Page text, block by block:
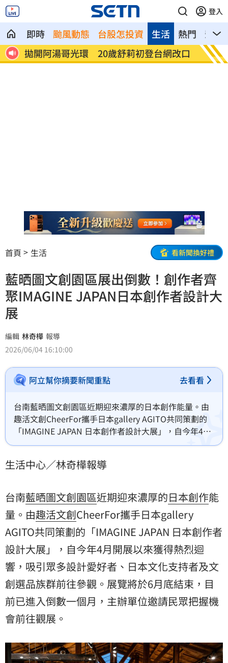
登入
即時 颱風動態 台股怎投資 熱門 影音
生活
拋開阿湯哥光環 20歲舒莉初登台網改口
新／
歲
首頁 生活 看新聞換好禮
藍晒圖文創園區展出倒數！創作者齊
聚IMAGINE JAPAN日本創作者設計大
展
編輯 林奇樺 報導
2026/06/04 16:10:00
阿立幫你摘要新聞重點 去看看
台南藍晒圖文創園區近期迎來濃厚的日本創作能量。由
趣活文創CheerFor攜手日本gallery AGITO共同策劃的
「IMAGINE JAPAN 日本創作者設計大展」，自今年4月
開展以來獲得熱烈迴響，吸引眾多設計愛好者、日本文
束，目前已進入倒數一個月，主辦單位邀請民眾把握機
生活中心／林奇樺報導
台南藍晒圖文創園區近期迎來濃厚的日本創作能
量。由趣活文創CheerFor攜手日本gallery
AGITO共同策劃的「IMAGINE JAPAN 日本創作者
設計大展 」，自今年4月開展以來獲得熱烈迴
響，吸引眾多設計愛好者、日本文化支持者及文
創選品族群前往參觀。展覽將於6月底結束，目
前已進入倒數一個月，主辦單位邀請民眾把握機
會前往觀展。